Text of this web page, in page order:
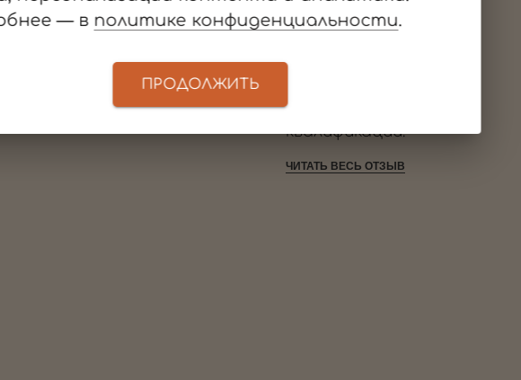
отлично сделали.
ОЛЬГА М.
Хорошая организация работ.
Сборщик - мастер высокой
квалификации.
ЧИТАТЬ ВЕСЬ ОТЗЫВ
— в политике конфиденциальности.
ПРОДОЛЖИТЬ